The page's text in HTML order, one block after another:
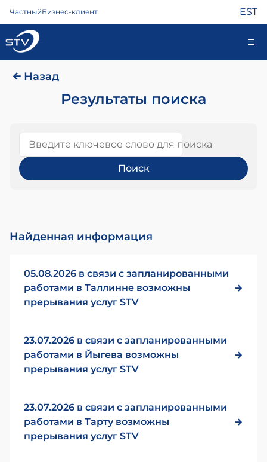
ЧастныйБизнес-клиент EST
kontakt@stv.ee
Самообслуживание
Интернет
ТВ
Телефон
Контакты
Назад
Результаты поиска
Введите ключевое слово для поиска
Найденная информация
05.08.2026 в связи с запланированными
работами в Таллинне возможны
прерывания услуг STV
23.07.2026 в связи с запланированными
работами в Йыгева возможны
прерывания услуг STV
23.07.2026 в связи с запланированными
работами в Тарту возможны
прерывания услуг STV